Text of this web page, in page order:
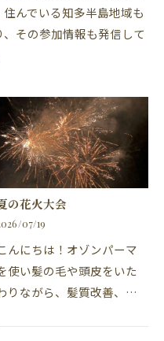
んでいる知多半島地域も
その参加情報も発信して
の花火大会
07/19
んにちは！オゾンパーマ
使い髪の毛や頭皮をいた
りながら、髪質改善、髪